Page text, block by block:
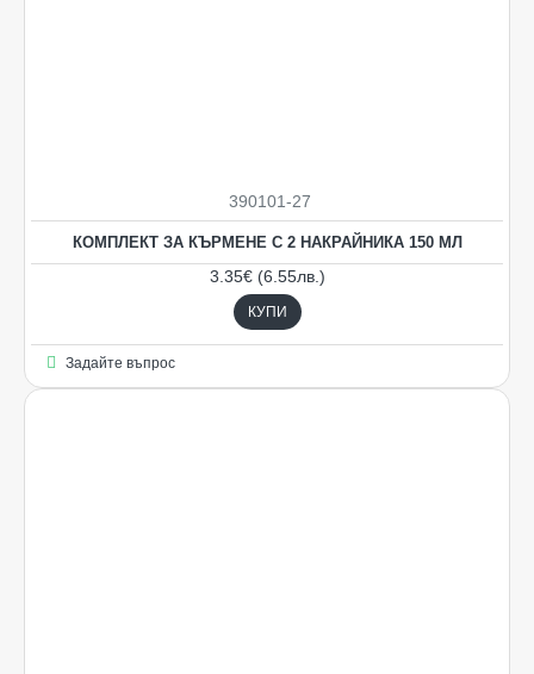
390101-27
КОМПЛЕКТ ЗА КЪРМЕНЕ С 2 НАКРАЙНИКА 150 МЛ
3.35€ (6.55лв.)
КУПИ
Задайте въпрос